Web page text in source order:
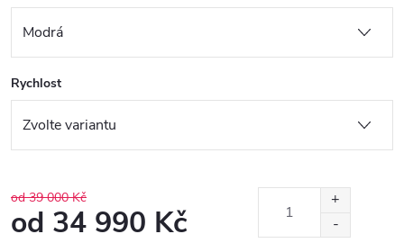
Rychlost
od 39 000 Kč
od 34 990 Kč